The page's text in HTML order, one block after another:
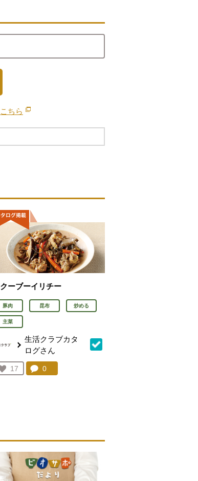
こちら 別のウィンドウで開きます。
クーブーイリチー
豚肉 昆布 炒める
主菜
生活クラブカタ
ログさん
お気に入り登録：
17
人が登録
コメント：
0件。コメントを見る。